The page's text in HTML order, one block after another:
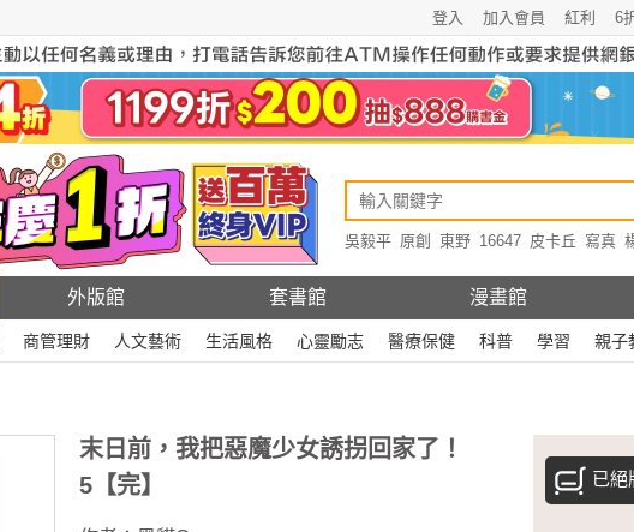
6
紅利
加入會員
登入
吳毅平 原創 東野 16647 皮卡丘 寫真
外版館 套書館 漫畫館
商管理財 人文藝術 生活風格 心靈勵志 醫療保健 科普 學習 親子
已絕
末日前，我把惡魔少女誘拐回家了！
5【完】